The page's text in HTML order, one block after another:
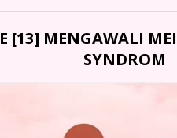
[13] MENGAWALI
SYNDROM